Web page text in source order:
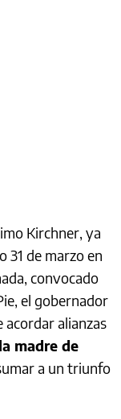
Kirchner, ya
31 de marzo en
convocado
el gobernador
alianzas
madre de
a un triunfo